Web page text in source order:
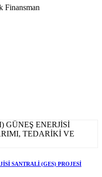
SANTRALİ (GES) PROJESİ